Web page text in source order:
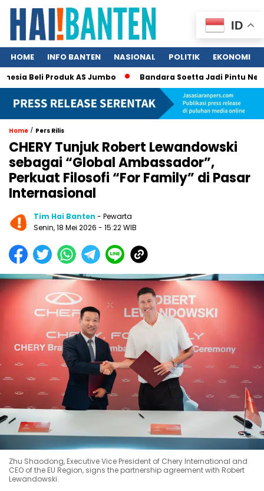
HOME INFO BANTEN NASIONAL POLITIK EKONOMI
Beli Produk AS Jumbo Bandara Soetta Jadi Pintu Neraka
Home / Pers Rilis
CHERY Tunjuk Robert Lewandowski
sebagai “Global Ambassador”,
Perkuat Filosofi “For Family” di Pasar
Internasional
Tim Hai Banten - Pewarta
Senin, 18 Mei 2026 - 15:22 WIB
Zhu Shaodong, Executive Vice President of Chery International and
CEO of the EU Region, signs the partnership agreement with Robert
Lewandowski.
ID